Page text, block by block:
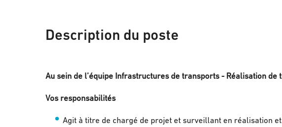
Description du poste
Au sein de l’équipe Infrastructures de transports - Réalisation de
Vos responsabilités
Agit à titre de chargé de projet et surveillant en réalisation